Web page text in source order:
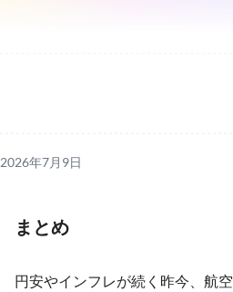
2026年7月9日
まとめ
円安やインフレが続く昨今、航